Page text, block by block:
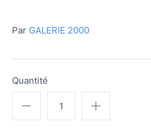
Par GALERIE 2000
Quantité